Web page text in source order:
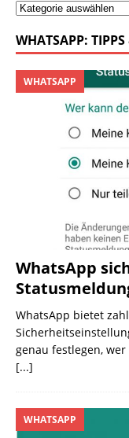
WHATSAPP:
WhatsApp
WHATSAPP
WhatsApp bietet
genau festlegen,
[...]
WHATSAPP